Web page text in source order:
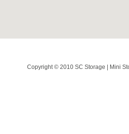
Copyright © 2010 SC Storage | Mini